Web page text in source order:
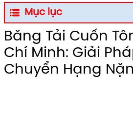
Mục lục
Băng Tải Cuốn
Chí Minh: Giải
Chuyển Hạng